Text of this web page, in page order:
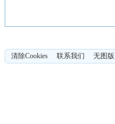
清除Cookies 联系我们 无图版